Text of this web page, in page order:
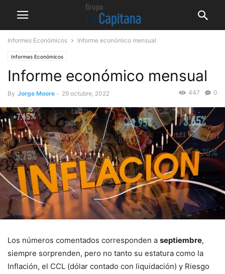
Informes Económicos Informe económico mensual
Informes Económicos
Informe económico mensual
By Jorge Moore - 29 octubre, 2022 0
447
Los números comentados corresponden a septiembre,
siempre sorprenden, pero no tanto su estatura como la
Inflación, el CCL (dólar contado con liquidación) y Riesgo